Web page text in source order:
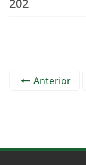
Anterior